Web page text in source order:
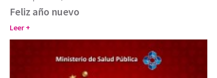
Feliz año nuevo
Leer +